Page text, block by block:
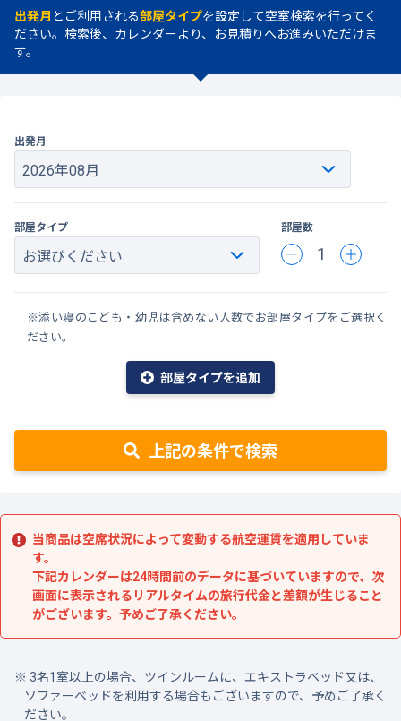
出発月 とご利用される部屋タイプを設定して空室検索を行ってく
ださい。検索後、カレンダーより、お見積りへお進みいただけま
す。
出発月
部屋タイプ 部屋数
1
※添い寝のこども・幼児は含めない人数でお部屋タイプをご選択く
ださい。
部屋タイプを追加
上記の条件で検索
当商品は空席状況によって変動する航空運賃を適用していま
す。
下記カレンダーは24時間前のデータに基づいていますので、次
画面に表示されるリアルタイムの旅行代金と差額が生じること
がございます。予めご了承ください。
3名1室以上の場合、ツインルームに、エキストラベッド又は、
ソファーベッドを利用する場合もございますので、予めご了承く
ださい。